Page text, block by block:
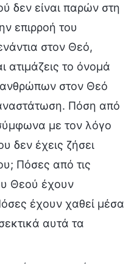
δεν είναι παρών στη
επιρροή του
στον Θεό,
ατιμάζεις το όνομά
στον Θεό
Πόση από
με τον λόγο
δεν έχεις ζήσει
Πόσες από τις
Θεού έχουν
έχουν χαθεί μέσα
αυτά τα